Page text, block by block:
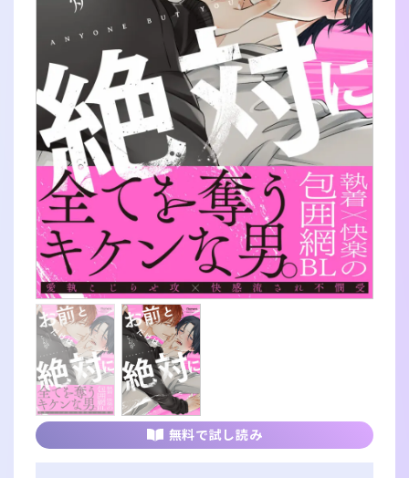
無料で試し読み